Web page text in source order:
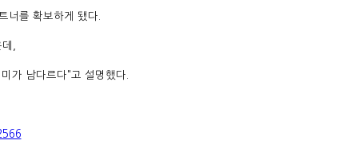
너를 확보하게 됐다.
,
가 남다르다"고 설명했다.